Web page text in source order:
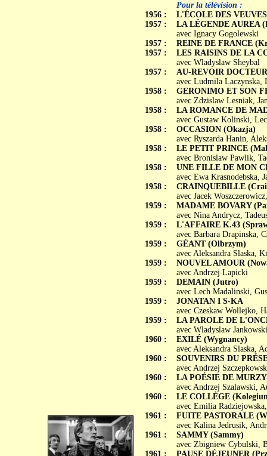
1956 :
1957 :
1957 :
1957 :
1957 :
1958 :
1958 :
1958 :
1958 :
1958 :
1958 :
1959 :
1959 :
1959 :
1959 :
1959 :
1959 :
1959 :
1960 :
1960 :
1960 :
1960 :
1961 :
1961 :
1961 :
Pour la télévision :
L'ÉCOLE DES
LA LÉGENDE AUREA
avec Ignacy Gogolewski
REINE DE FRANCE
LES RAISINS DE LA
avec Wladyslaw Sheybal
AU-REVOIR
avec Ludmila Laczynska,
GERONIMO ET SON
avec Zdzislaw Lesniak,
LA ROMANCE DE
avec Gustaw Kolinski,
OCCASION (Okazja)
avec Ryszarda Hanin,
LE PETIT PRINCE
avec Bronislaw Pawlik,
UNE FILLE DE MON
avec Ewa Krasnodebska,
CRAINQUEBILLE
avec Jacek
MADAME BOVARY
avec Nina Andrycz,
L'AFFAIRE K.43
avec Barbara Drapinska,
GÉANT (Olbrzym)
avec Aleksandra Slaska,
NOUVEL AMOUR
avec Andrzej Lapicki
DEMAIN (Jutro)
avec Lech Madalinski,
JONATAN I S-KA
avec Czeskaw Wollejko,
LA PAROLE DE
avec Wladyslaw
EXILÉ (Wygnancy)
avec Aleksandra Slaska,
SOUVENIRS DU
avec Andrzej
LA POÉSIE DE
avec Andrzej Szalawski,
LE COLLÈGE
avec Emilia
FUITE PASTORALE
avec Kalina Jedrusik,
SAMMY (Sammy)
avec Zbigniew Cybulski,
PAUSE DÉJEUNER